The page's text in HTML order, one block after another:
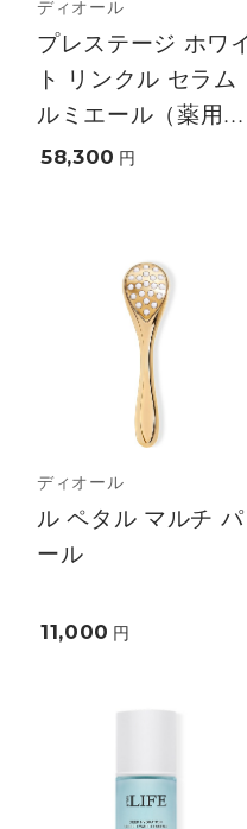
ディオール
プレステージ ホワ
ト リンクル セラム
ルミエール（薬用...
58,300 円
ディオール
ル ペタル マルチ パ
ール
11,000 円